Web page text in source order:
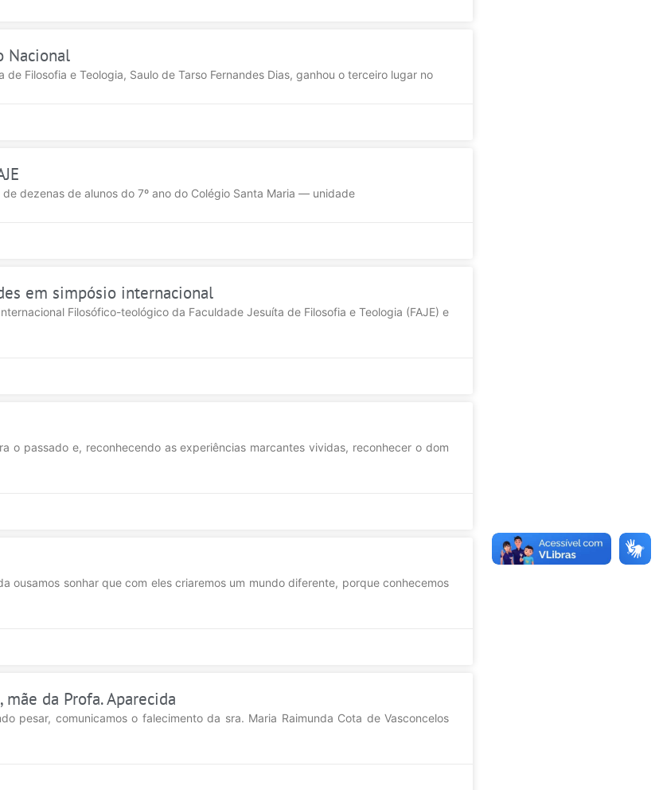
Nacional
Filosofia e Teologia, Saulo de Tarso Fernandes Dias, ganhou o terceiro lugar no
dezenas de alunos do 7º ano do Colégio Santa Maria — unidade
em simpósio internacional
Filosófico-teológico da Faculdade Jesuíta de Filosofia e Teologia (FAJE) e
o passado e, reconhecendo as experiências marcantes vividas, reconhecer o dom
ousamos sonhar que com eles criaremos um mundo diferente, porque conhecemos
da Profa. Aparecida
pesar, comunicamos o falecimento da sra. Maria Raimunda Cota de Vasconcelos